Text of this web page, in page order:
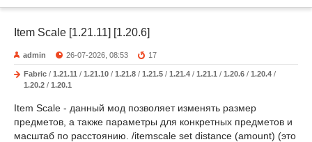
Item Scale [1.21.11] [1.20.6]
admin 26-07-2026, 08:53 17
Fabric / 1.21.11 / 1.21.10 / 1.21.8 / 1.21.5 / 1.21.4 / 1.21.1 / 1.20.6 / 1.20.4 /
1.20.2 / 1.20.1
Item Scale - данный мод позволяет изменять размер
предметов, а также параметры для конкретных предметов и
масштаб по расстоянию. /itemscale set distance (amount) (это